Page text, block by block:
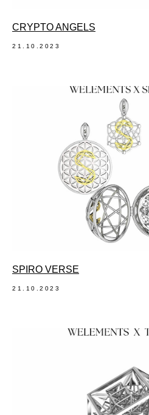
CRYPTO ANGELS
21.10.2023
SPIRO VERSE
21.10.2023